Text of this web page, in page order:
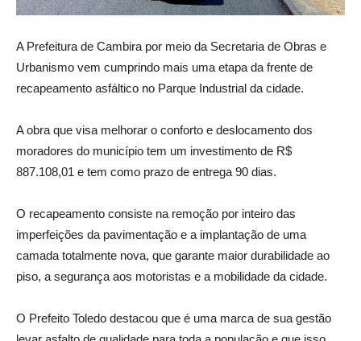
A Prefeitura de Cambira por meio da Secretaria de Obras e
Urbanismo vem cumprindo mais uma etapa da frente de
recapeamento asfáltico no Parque Industrial da cidade.
A obra que visa melhorar o conforto e deslocamento dos
moradores do município tem um investimento de R$
887.108,01 e tem como prazo de entrega 90 dias.
O recapeamento consiste na remoção por inteiro das
imperfeições da pavimentação e a implantação de uma
camada totalmente nova, que garante maior durabilidade ao
piso, a segurança aos motoristas e a mobilidade da cidade.
O Prefeito Toledo destacou que é uma marca de sua gestão